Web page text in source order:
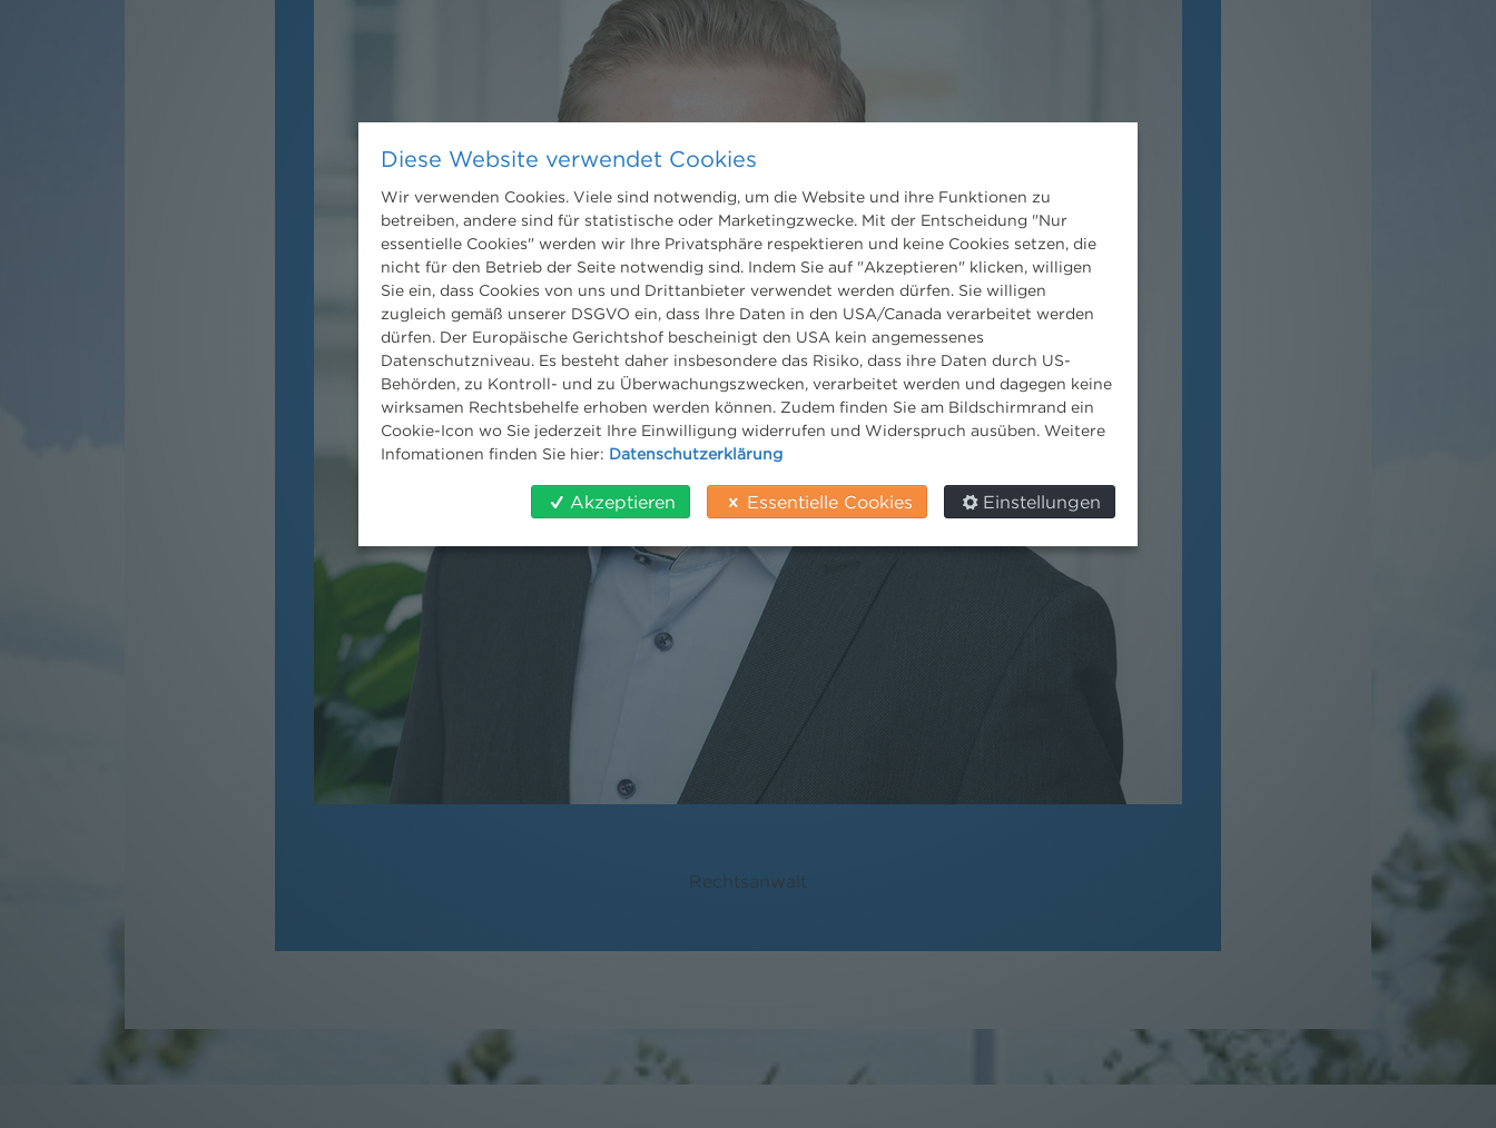
Rechtsanwalt
Diese Website verwendet Cookies
Wir verwenden Cookies. Viele sind notwendig, um die Website und ihre Funktionen zu
betreiben, andere sind für statistische oder Marketingzwecke. Mit der Entscheidung "Nur
essentielle Cookies" werden wir Ihre Privatsphäre respektieren und keine Cookies setzen, die
nicht für den Betrieb der Seite notwendig sind. Indem Sie auf "Akzeptieren" klicken, willigen
Sie ein, dass Cookies von uns und Drittanbieter verwendet werden dürfen. Sie willigen
zugleich gemäß unserer DSGVO ein, dass Ihre Daten in den USA/Canada verarbeitet werden
dürfen. Der Europäische Gerichtshof bescheinigt den USA kein angemessenes
Datenschutzniveau. Es besteht daher insbesondere das Risiko, dass ihre Daten durch US-
Behörden, zu Kontroll- und zu Überwachungszwecken, verarbeitet werden und dagegen keine
wirksamen Rechtsbehelfe erhoben werden können. Zudem finden Sie am Bildschirmrand ein
Cookie-Icon wo Sie jederzeit Ihre Einwilligung widerrufen und Widerspruch ausüben. Weitere
Infomationen finden Sie hier: Datenschutzerklärung
Akzeptieren Essentielle Cookies Einstellungen